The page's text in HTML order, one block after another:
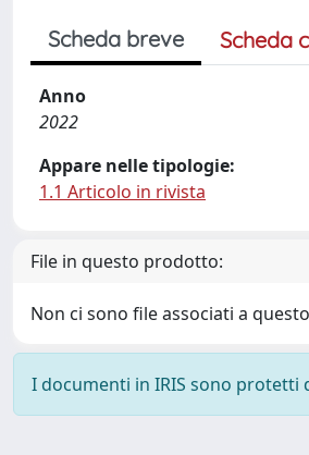
Scheda breve Scheda
Anno
2022
Appare nelle tipologie:
1.1 Articolo in rivista
File in questo prodotto:
Non ci sono file associati a
I documenti in IRIS sono